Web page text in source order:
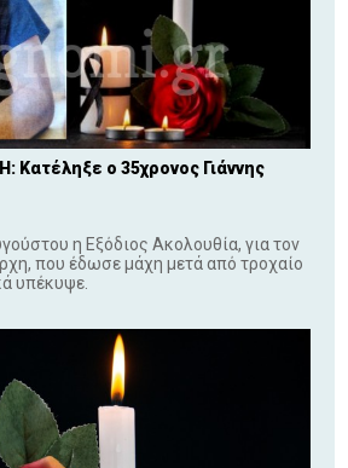
Κατέληξε ο 35χρονος Γιάννης
η Εξόδιος Ακολουθία, για τον
που έδωσε μάχη μετά από τροχαίο
υπέκυψε.